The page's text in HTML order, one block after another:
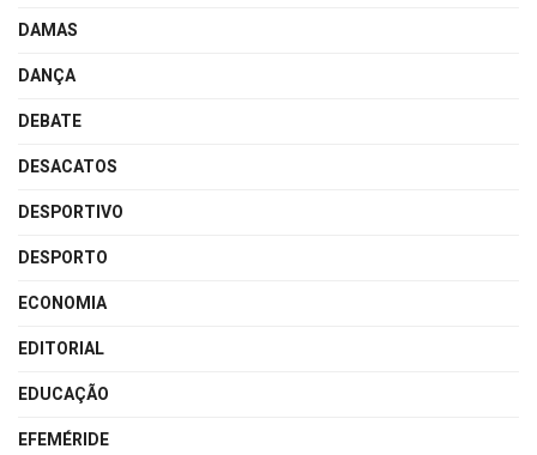
DAMAS
DANÇA
DEBATE
DESACATOS
DESPORTIVO
DESPORTO
ECONOMIA
EDITORIAL
EDUCAÇÃO
EFEMÉRIDE